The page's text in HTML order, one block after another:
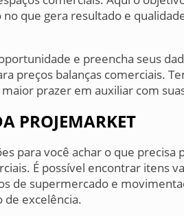
que gera resultado e
e preencha seus
preços balanças comerciais.
prazer em auxiliar com
PROJEMARKET
para você achar o que precisa
É possível encontrar itens
de supermercado e
de excelência.